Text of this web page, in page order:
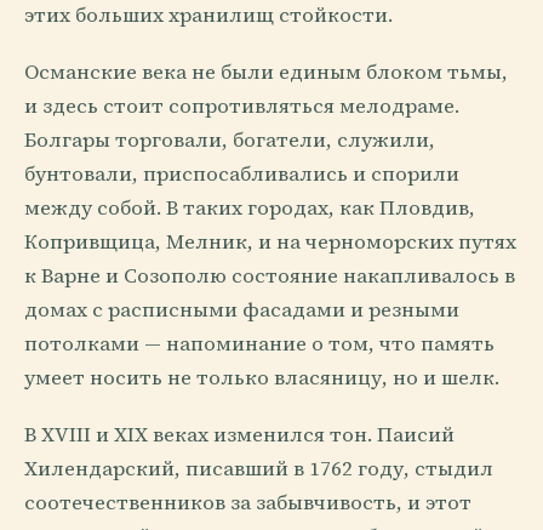
этих больших хранилищ стойкости.
Османские века не были единым блоком тьмы,
и здесь стоит сопротивляться мелодраме.
Болгары торговали, богатели, служили,
бунтовали, приспосабливались и спорили
между собой. В таких городах, как Пловдив,
Копривщица, Мелник, и на черноморских путях
к Варне и Созополю состояние накапливалось в
домах с расписными фасадами и резными
потолками — напоминание о том, что память
умеет носить не только власяницу, но и шелк.
В XVIII и XIX веках изменился тон. Паисий
Хилендарский, писавший в 1762 году, стыдил
соотечественников за забывчивость, и этот